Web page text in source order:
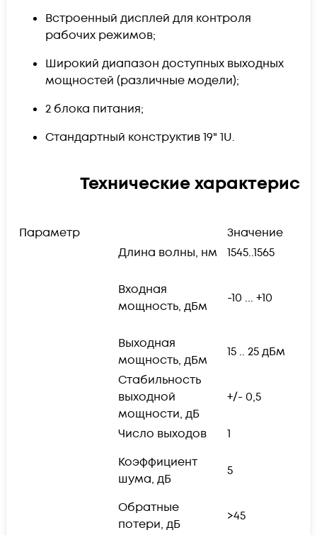
Встроенный дисплей для контроля
рабочих режимов;
Широкий диапазон доступных выходных
мощностей (различные модели);
2 блока питания;
Стандартный конструктив 19" 1U.
Технические
Параметр Значение
Длина волны, нм 1545..1565
Входная
мощность, дБм
-10 ... +10
Выходная
мощность, дБм
15 .. 25 дБм
Стабильность
выходной
мощности, дБ
+/- 0,5
Число выходов
1
Коэффициент
шума, дБ
5
Обратные
потери, дБ
>45